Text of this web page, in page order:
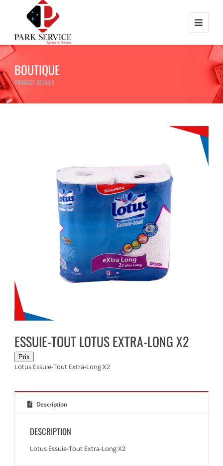
BOUTIQUE
PRODUCT DETAILS
ESSUIE-TOUT LOTUS EXTRA-LONG X2
Lotus Essuie-Tout Extra-Long X2
Description
DESCRIPTION
Lotus Essuie-Tout Extra-Long X2